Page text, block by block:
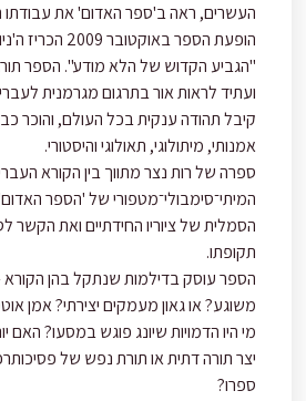
העשרים, ראה ב'ספר האדום' את עבודתו
הופעת הספר
"הגביע הקדוש של הלא מודע". הספר
ועתיד לראות אור בתרגום מגרמנית
קיבל תהודה ענקית בכל העולם, והוכר
אמנותי, מיתולוגי, תאולוגי והיסטורי.
ספרה של רות נצר מתווך בין הקורא
המיתי־סימבולי־מטפורי של 'הספר
הסמלית של ציוריו החידתיים ואת הקשר
תקופתו.
הספר עוסק בדילמות שנתקל בהן הקורא
משוגע? או גאון מעמקים יצירתי? אמן
מי היו הדמויות שיונג פוגש במסעו? האם
יצר תורה דתית או תורת נפש של
ספרו?